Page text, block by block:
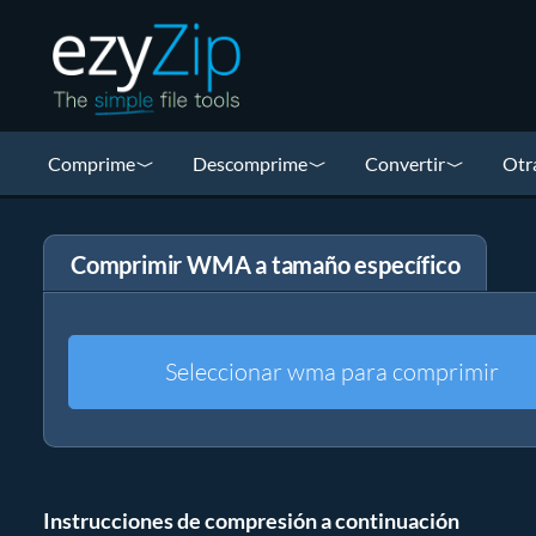
Comprime Descomprime Convertir
Comprimir WMA a tamaño específico
Seleccionar wma para comprimir
Instrucciones de compresión a continuación